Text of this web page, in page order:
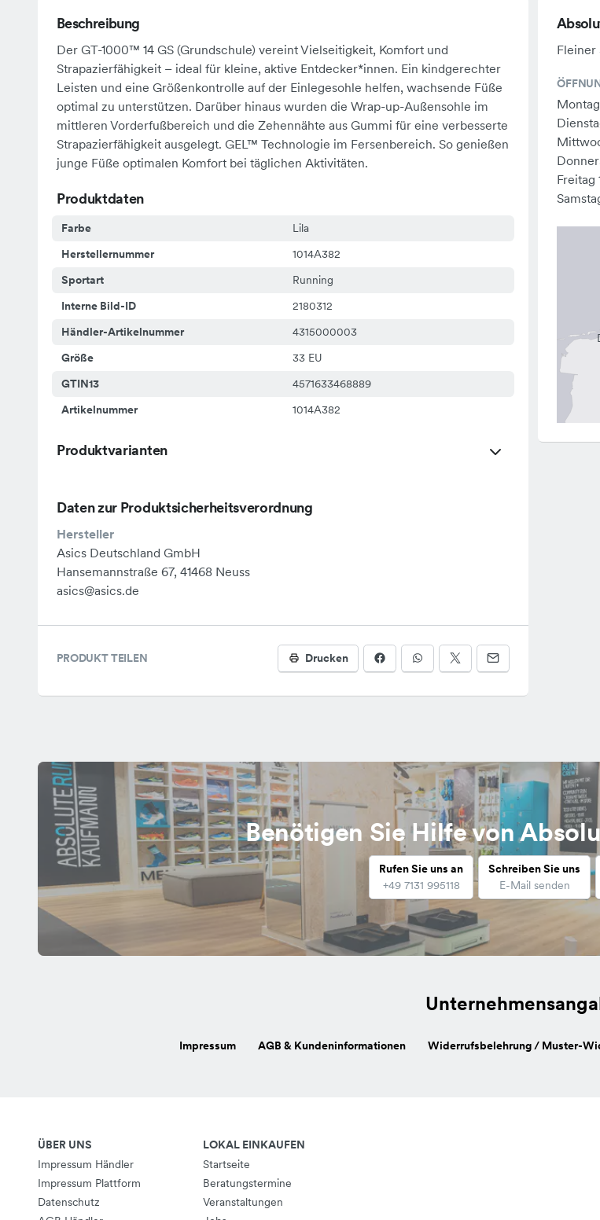
Beschreibung
Der GT-1000™ 14 GS (Grundschule) vereint Vielseitigkeit, Komfort und
Strapazierfähigkeit – ideal für kleine, aktive Entdecker*innen. Ein kindgerechter
Leisten und eine Größenkontrolle auf der Einlegesohle helfen, wachsende Füße
optimal zu unterstützen. Darüber hinaus wurden die Wrap-up-Außensohle im
mittleren Vorderfußbereich und die Zehennähte aus Gummi für eine verbesserte
Strapazierfähigkeit ausgelegt. GEL™ Technologie im Fersenbereich. So genießen
junge Füße optimalen Komfort bei täglichen Aktivitäten.
Produktdaten
Farbe
Lila
Herstellernummer
1014A382
Sportart
Running
Interne Bild-ID
2180312
Händler-Artikelnummer
4315000003
Größe
33 EU
GTIN13
4571633468889
Artikelnummer
1014A382
Produktvarianten
Daten zur Produktsicherheitsverordnung
Hersteller
Asics Deutschland GmbH
Hansemannstraße 67, 41468 Neuss
asics@asics.de
PRODUKT TEILEN Drucken
Fleiner
Freitag
Benötigen Sie Hilfe von
Rufen Sie uns an
+49 7131 995118
Schreiben Sie uns
E-Mail senden
Impressum AGB & Kundeninformationen Widerrufsbelehrung / Muster-
ÜBER UNS
Impressum Händler
Impressum Plattform
Datenschutz
LOKAL EINKAUFEN
Startseite
Beratungstermine
Veranstaltungen